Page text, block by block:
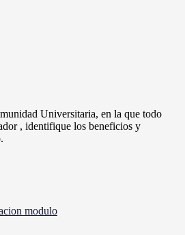
Universitaria, en la que todo
, identifique los beneficios y
modulo